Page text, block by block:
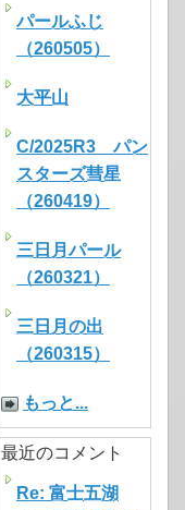
パールふじ
（260505）
大平山
C/2025R3 パン
スターズ彗星
（260419）
三日月パール
（260321）
三日月の出
（260315）
もっと...
最近のコメント
Re: 富士五湖